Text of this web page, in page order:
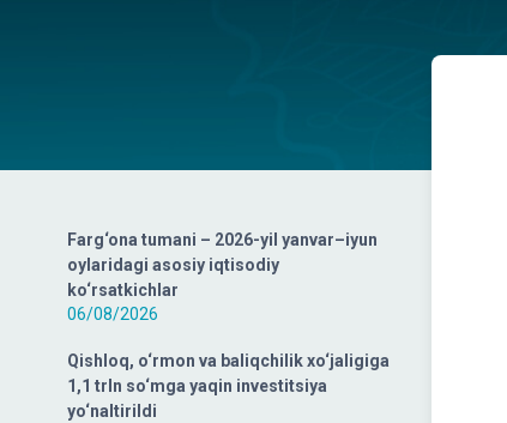
Farg‘ona tumani – 2026-yil yanvar–iyun
oylaridagi asosiy iqtisodiy
ko‘rsatkichlar
06/08/2026
Qishloq, o‘rmon va baliqchilik xo‘jaligiga
1,1 trln so‘mga yaqin investitsiya
yo‘naltirildi